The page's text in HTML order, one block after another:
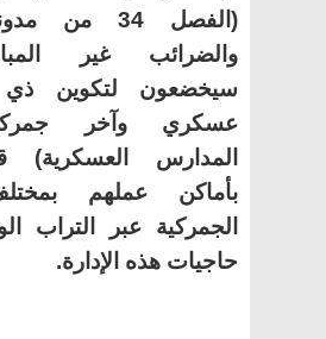
(الفصل 34
والضرائب غير
سيخضعون لتكوين
عسكري وآخر
المدارس العسكرية)
بأماكن عملهم
الجمركية عبر
حاجيات هذه الإدارة.